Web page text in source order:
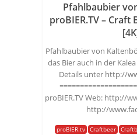
Pfahlbaubier
proBIER.TV – Craft
Pfahlbaubier von
das Bier auch in der
Details unter http://
proBIER.TV Web: http://
http://
proBIER.tv Craftbeer